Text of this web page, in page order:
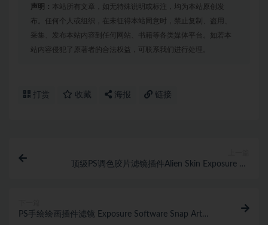
声明： 本站所有文章，如无特殊说明或标注，均为本站原创发
布。任何个人或组织，在未征得本站同意时，禁止复制、盗用、
采集、发布本站内容到任何网站、书籍等各类媒体平台。如若本
站内容侵犯了原著者的合法权益，可联系我们进行处理。
打赏 收藏 海报 链接
顶级PS调色胶片滤镜插件Alien Skin Exposure X7
PS手绘绘画插件滤镜 Exposure Software Snap Art